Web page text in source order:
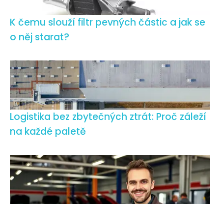
K čemu slouží filtr pevných částic a jak se
o něj starat?
Logistika bez zbytečných ztrát: Proč záleží
na každé paletě